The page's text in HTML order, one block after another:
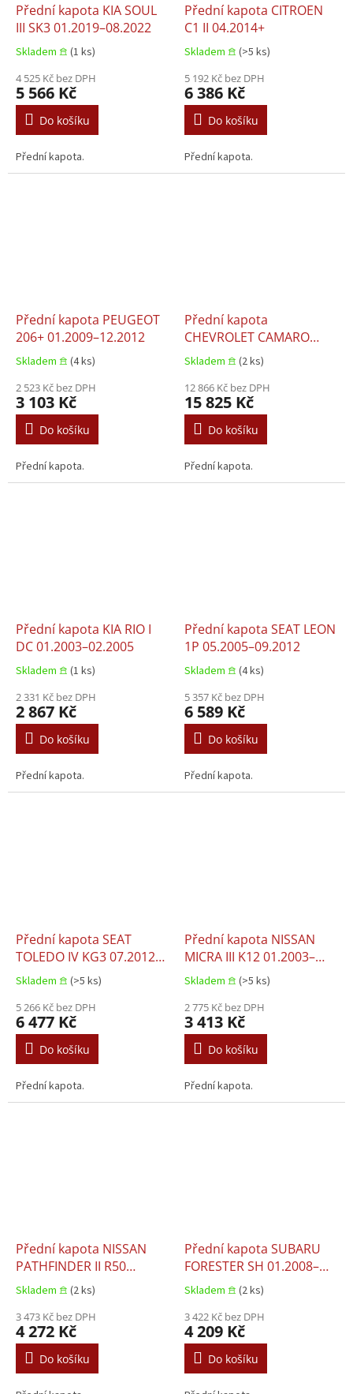
Přední kapota KIA SOUL
III SK3 01.2019–08.2022
Skladem 𖠿 (1 ks)
4 525 Kč bez DPH
5 566 Kč
Do košíku
Přední kapota.
Přední kapota CITROEN
C1 II 04.2014+
Skladem 𖠿 (>5 ks)
5 192 Kč bez DPH
6 386 Kč
Do košíku
Přední kapota.
Přední kapota PEUGEOT
206+ 01.2009–12.2012
Skladem 𖠿 (4 ks)
2 523 Kč bez DPH
3 103 Kč
Do košíku
Přední kapota.
Přední kapota
CHEVROLET CAMARO
01.2016–12.2018
Skladem 𖠿 (2 ks)
12 866 Kč bez DPH
15 825 Kč
Do košíku
Přední kapota.
Přední kapota KIA RIO I
DC 01.2003–02.2005
Skladem 𖠿 (1 ks)
2 331 Kč bez DPH
2 867 Kč
Do košíku
Přední kapota.
Přední kapota SEAT LEON
1P 05.2005–09.2012
Skladem 𖠿 (4 ks)
5 357 Kč bez DPH
6 589 Kč
Do košíku
Přední kapota.
Přední kapota SEAT
TOLEDO IV KG3 07.2012–
12.2014
Skladem 𖠿 (>5 ks)
5 266 Kč bez DPH
6 477 Kč
Do košíku
Přední kapota.
Přední kapota NISSAN
MICRA III K12 01.2003–
06.2010
Skladem 𖠿 (>5 ks)
2 775 Kč bez DPH
3 413 Kč
Do košíku
Přední kapota.
Přední kapota NISSAN
PATHFINDER II R50
09.1997–12.2004
Skladem 𖠿 (2 ks)
3 473 Kč bez DPH
4 272 Kč
Do košíku
Přední kapota SUBARU
FORESTER SH 01.2008–
03.2013
Skladem 𖠿 (2 ks)
3 422 Kč bez DPH
4 209 Kč
Do košíku